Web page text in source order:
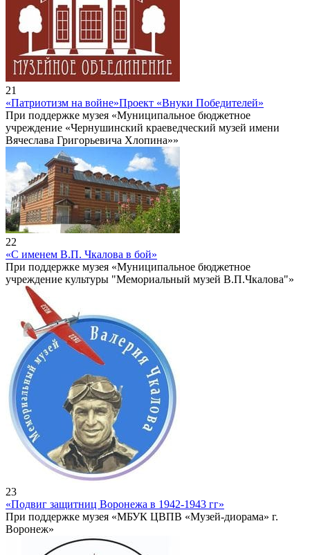
21
«Патриотизм на войне»Проект «Внуки Победителей»
При поддержке музея «Муниципальное бюджетное
учреждение «Чернушинский краеведческий музей имени
Вячеслава Григорьевича Хлопина»»
22
«С именем В.П. Чкалова в бой»
При поддержке музея «Муниципальное бюджетное
учреждение культуры "Мемориальный музей В.П.Чкалова"»
23
«Подвиг защитниц Воронежа в 1942-1943 гг»
При поддержке музея «МБУК ЦВПВ «Музей-диорама» г.
Воронеж»